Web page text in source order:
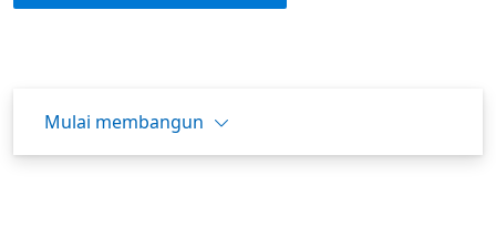
Mulai membangun